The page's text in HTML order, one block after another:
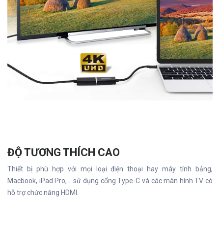
ĐỘ TƯƠNG THÍCH CAO
Thiết bị phù hợp với mọi loại điện thoại hay máy tính bảng,
Macbook, iPad Pro, .. sử dụng cổng Type-C và các màn hình TV có
hỗ trợ chức năng HDMI.